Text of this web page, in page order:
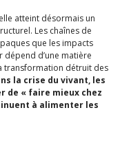
atteint désormais un
Les chaînes de
que les impacts
dépend d’une matière
transformation détruit des
la crise du vivant, les
de « faire mieux chez
à alimenter les